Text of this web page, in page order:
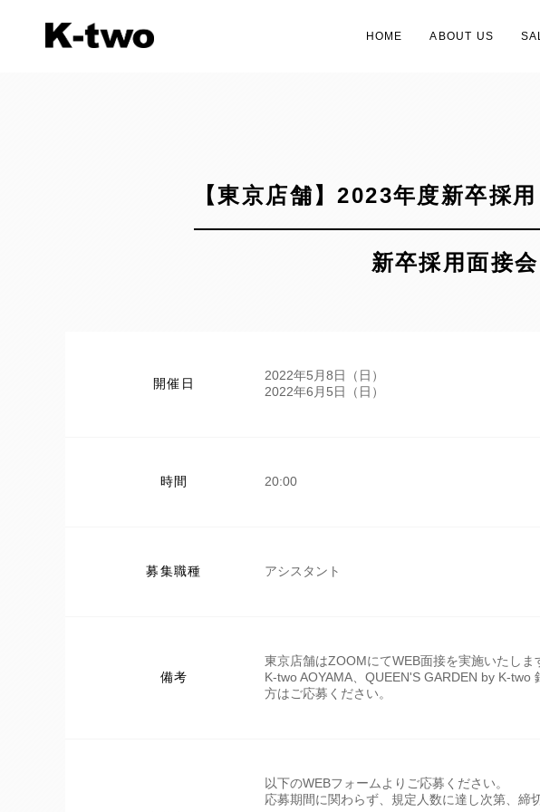
HOME ABOUT US
【東京店舗】2023年度新卒採
新卒採用面接会
開催日
2022年5月8日（日）
2022年6月5日（日）
時間 20:00
募集職種 アシスタント
備考
東京店舗はZOOMにてWEB面接を実施いたしま
K-two AOYAMA、QUEEN'S GARDEN by K-
方はご応募ください。
以下のWEBフォームよりご応募ください。
応募期間に関わらず、規定人数に達し次第、締